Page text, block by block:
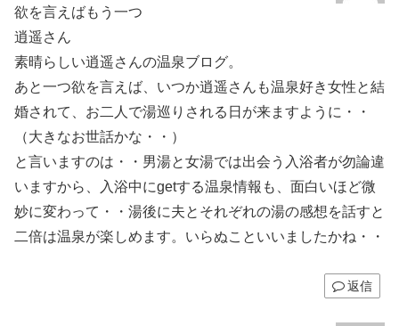
欲を言えばもう一つ
逍遥さん
素晴らしい逍遥さんの温泉ブログ。
あと一つ欲を言えば、いつか逍遥さんも温泉好き女性と結
婚されて、お二人で湯巡りされる日が来ますように・・
（大きなお世話かな・・）
と言いますのは・・男湯と女湯では出会う入浴者が勿論違
いますから、入浴中にgetする温泉情報も、面白いほど微
妙に変わって・・湯後に夫とそれぞれの湯の感想を話すと
二倍は温泉が楽しめます。いらぬこといいましたかね・・
返信